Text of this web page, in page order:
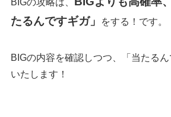
たるんですギガ」
をする！です。
BIGの内容を確認しつつ、「当たる
いたします！